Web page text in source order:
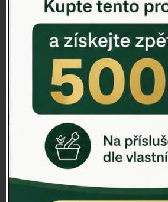
DEKORACE NA HROB
RETRO KONZOLE
Domovní čísla - litina
DEKORACE NA ZEĎ
ZVONKOHRA
ZVONY A ZVONKY
PTAČÍ KRMÍTKA
SLUNEČNÍ HODINY
Dózy na brambory a zeleninu
VÝPRODEJ - poslední kusy
Andělé, něžné sošky
Aroma lampy
Buddha soška
BUDKY PRO SÝKORKY